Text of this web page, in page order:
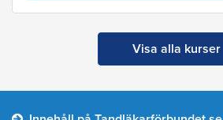
Visa alla kurser